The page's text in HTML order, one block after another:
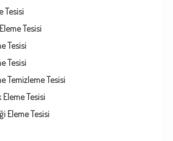
Tesisi
Tesisi
Tesisi
Tesisi
Temizleme Tesisi
Tesisi
Eleme Tesisi